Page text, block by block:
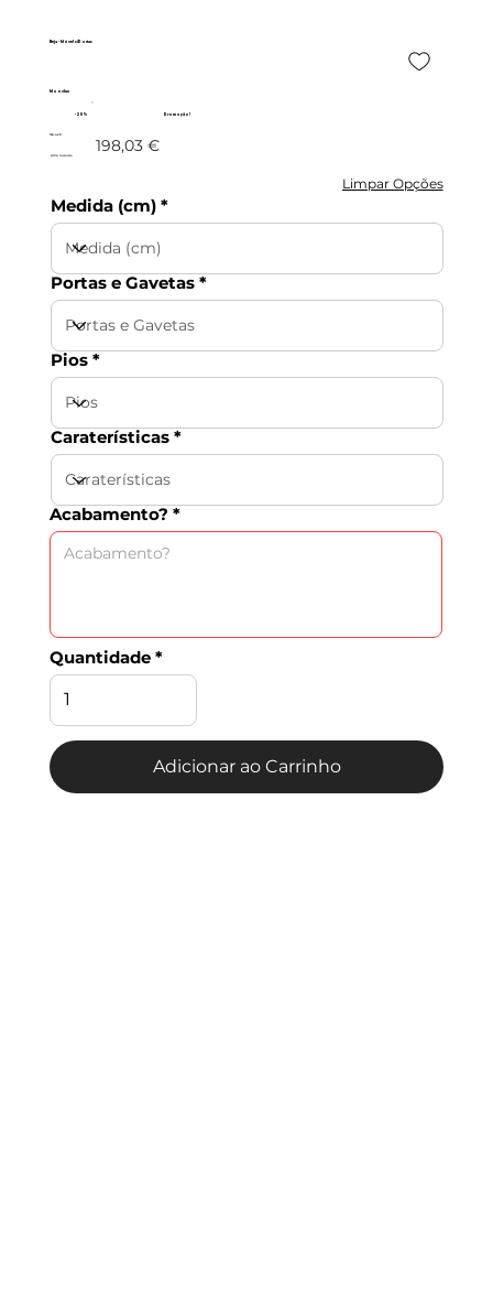
Beja - Móvel c/Portas
Moovlux
Promoção!
- 20%
158,42 € 198,03 €
c/IVA incluído
Limpar Opções
Medida (cm)
Portas e Gavetas
Pios
Caraterísticas
Acabamento?
Quantidade
Adicionar ao Carrinho